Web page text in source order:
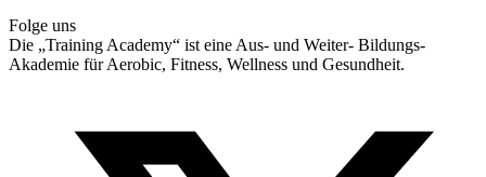
Folge uns
Die „Training Academy“ ist eine Aus- und Weiter- Bildungs-
Akademie für Aerobic, Fitness, Wellness und Gesundheit.